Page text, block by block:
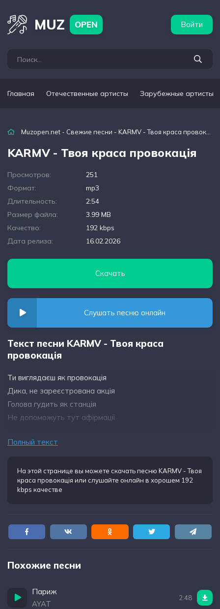
MUZ OPEN Войти
Главная Отечественные артисты Зарубежные артисты
Muzopen.net - Свежие песни - KARMV - Твоя краса провокація
KARMV - Твоя краса провокація
Просмотров:
251
Формат:
mp3
Длительность:
2:54
Размер файла:
3.99 MB
Качество:
192 kbps
Дата релиза:
16.02.2026
Скачать
Слушать песню онлайн
Текст песни KARMV - Твоя краса
провокація
Ти виглядаєш як провокація
Дика, не зареєстрована акція
Голова гудить як станція
Не допоможуть тут афірмації
Ай, модний дім, Париж, Франція
І я однозначно маю рацію
Коли стверджую що це не максімалізація
Полный текст
На этой странице вы можете скачать песню KARMV - Твоя
краса провокація или слушайте онлайн в хорошем 192
kbps качестве
Похожие песни
Париж
AYAT
2:48
артисты Популярные подборки